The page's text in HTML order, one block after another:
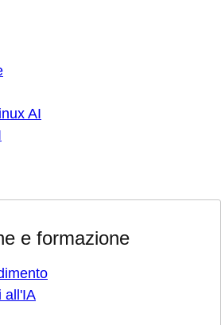
AI
e formazione
all'IA